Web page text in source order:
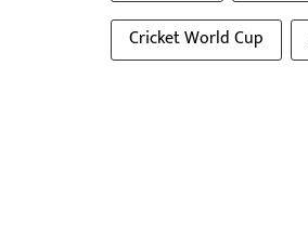
Cricket World Cup